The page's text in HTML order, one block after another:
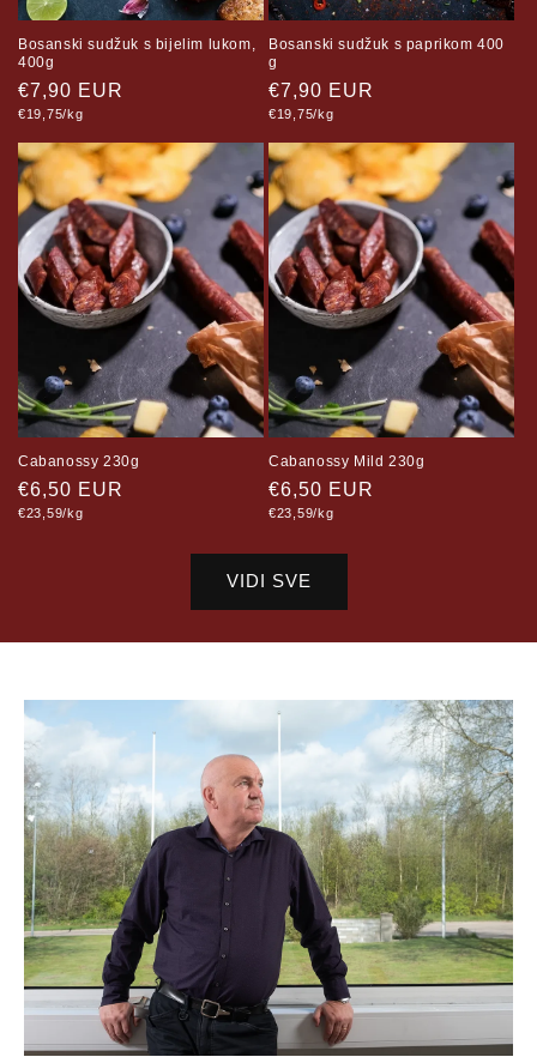
Bosanski sudžuk s bijelim lukom,
400g
Regular
price
€7,90 EUR
Unit
€19,75/kg
Bosanski sudžuk s paprikom 400
g
Regular
price
€7,90 EUR
Unit
€19,75/kg
Cabanossy 230g
Regular
price
€6,50 EUR
Unit
€23,59/kg
Cabanossy Mild 230g
Regular
price
€6,50 EUR
Unit
€23,59/kg
VIDI SVE